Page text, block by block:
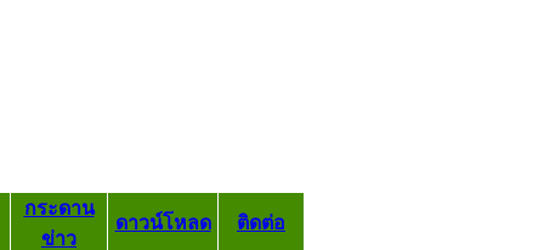
กระดาน
ข่าว
ดาวน์โหลด ติดต่อ